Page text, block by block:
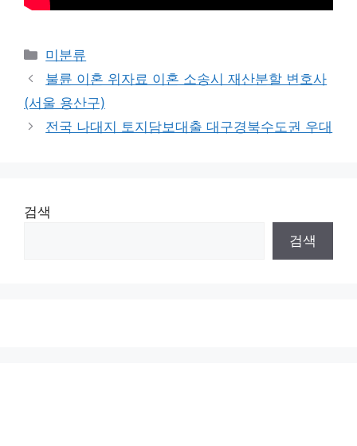
Categories
미분류
불륜 이혼 위자료 이혼 소송시 재산분할 변호사
(서울 용산구)
전국 나대지 토지담보대출 대구경북수도권 우대
검색
검색